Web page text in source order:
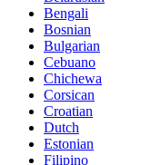
Bengali
Bosnian
Bulgarian
Cebuano
Chichewa
Corsican
Croatian
Dutch
Estonian
Filipino